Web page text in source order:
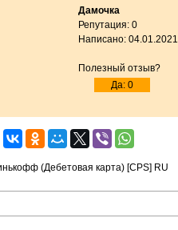
Дамочка
Репутация: 0
Написано: 04.01.2021
Полезный отзыв?
Да: 0